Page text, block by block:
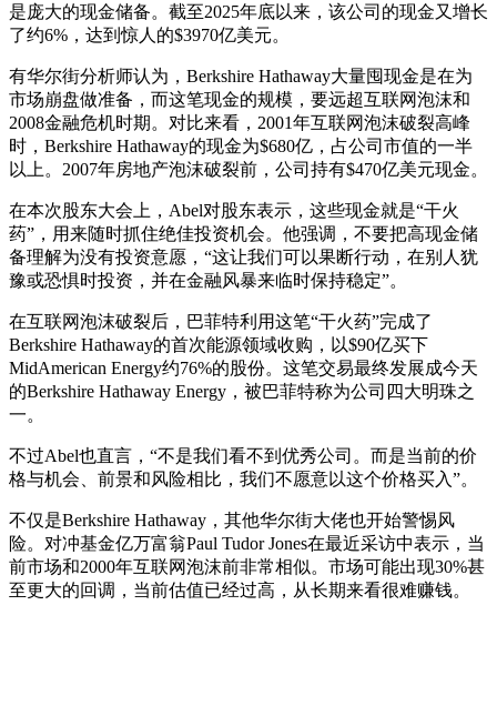
是庞大的现金储备。截至2025年底以来，该公司的现金又增长
了约6%，达到惊人的$3970亿美元。
有华尔街分析师认为，Berkshire Hathaway大量囤现金是在为
市场崩盘做准备，而这笔现金的规模，要远超互联网泡沫和
2008金融危机时期。对比来看，2001年互联网泡沫破裂高峰
时，Berkshire Hathaway的现金为$680亿，占公司市值的一半
以上。2007年房地产泡沫破裂前，公司持有$470亿美元现金。
在本次股东大会上，Abel对股东表示，这些现金就是“干火
药”，用来随时抓住绝佳投资机会。他强调，不要把高现金储
备理解为没有投资意愿，“这让我们可以果断行动，在别人犹
豫或恐惧时投资，并在金融风暴来临时保持稳定”。
在互联网泡沫破裂后，巴菲特利用这笔“干火药”完成了
Berkshire Hathaway的首次能源领域收购，以$90亿买下
MidAmerican Energy约76%的股份。这笔交易最终发展成今天
的Berkshire Hathaway Energy，被巴菲特称为公司四大明珠之
一。
不过Abel也直言，“不是我们看不到优秀公司。而是当前的价
格与机会、前景和风险相比，我们不愿意以这个价格买入”。
不仅是Berkshire Hathaway，其他华尔街大佬也开始警惕风
险。对冲基金亿万富翁Paul Tudor Jones在最近采访中表示，当
前市场和2000年互联网泡沫前非常相似。市场可能出现30%甚
至更大的回调，当前估值已经过高，从长期来看很难赚钱。